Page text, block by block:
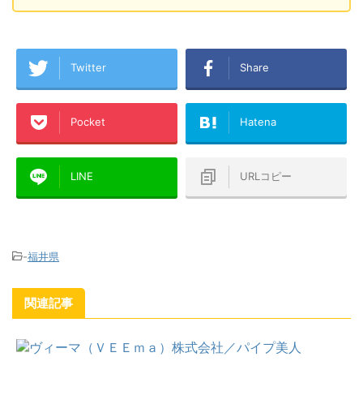
Twitter Share
Pocket Hatena
LINE URLコピー
-福井県
関連記事